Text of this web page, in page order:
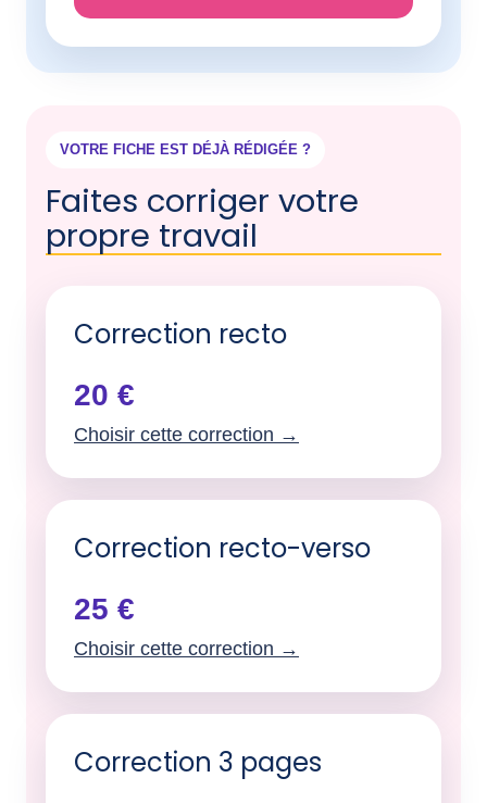
VOTRE FICHE EST DÉJÀ RÉDIGÉE ?
Faites corriger votre
propre travail
Correction recto
20 €
Choisir cette correction →
Correction recto-verso
25 €
Choisir cette correction →
Correction 3 pages